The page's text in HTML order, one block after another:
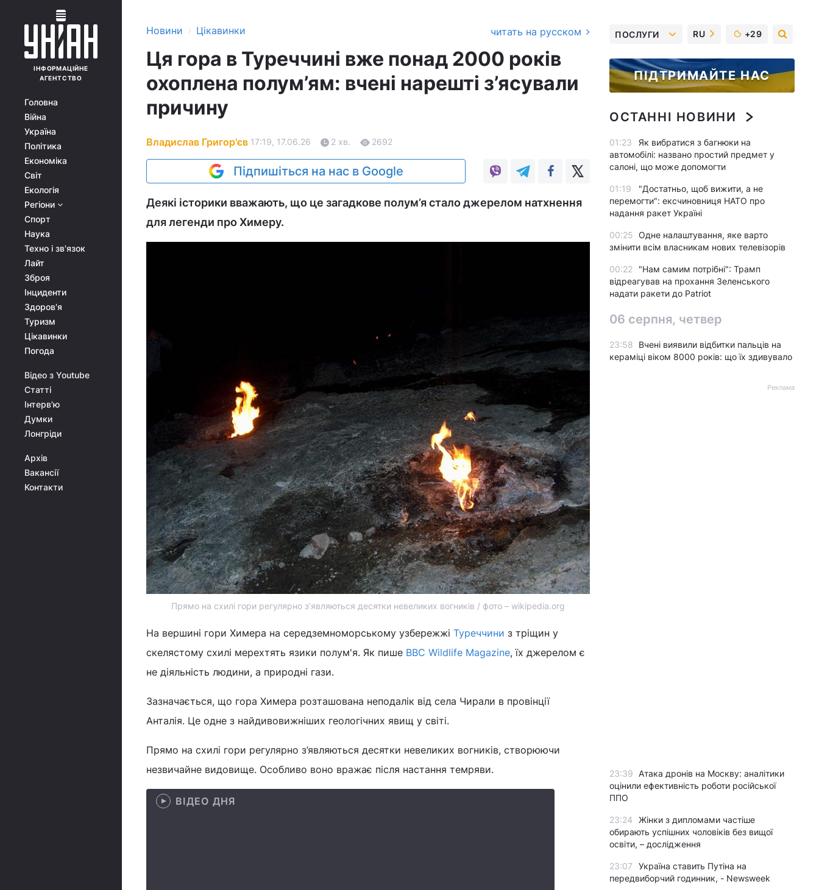
ІНФОРМАЦІЙНЕ
АГЕНТСТВО
Головна
Війна
Україна
Політика
Економіка
Світ
Екологія
Регіони
Спорт
Наука
Техно і зв'язок
Лайт
Зброя
Інциденти
Здоров'я
Туризм
Цікавинки
Погода
Відео з Youtube
Статті
Інтерв'ю
Думки
Лонгріди
Архів
Вакансії
Контакти
Новини › Цікавинки читать на русском
Ця гора в Туреччині вже понад 2000 років
охоплена полум’ям: вчені нарешті з’ясували
причину
Владислав Григор'єв 17:19, 17.06.26 2 хв. 2692
Підпишіться на нас в Google
Деякі історики вважають, що це загадкове полум’я стало джерелом натхнення
для легенди про Химеру.
Прямо на схилі гори регулярно з’являються десятки невеликих вогників / фото – wikipedia.org
На вершині гори Химера на середземноморському узбережжі Туреччини з тріщин у
скелястому схилі мерехтять язики полум'я. Як пише BBC Wildlife Magazine, їх джерелом є
не діяльність людини, а природні гази.
Зазначається, що гора Химера розташована неподалік від села Чирали в провінції
Анталія. Це одне з найдивовижніших геологічних явищ у світі.
Прямо на схилі гори регулярно з’являються десятки невеликих вогників, створюючи
незвичайне видовище. Особливо воно вражає після настання темряви.
ВІДЕО ДНЯ
ПОСЛУГИ RU +29
ПІДТРИМАЙТЕ НАС
ОСТАННІ НОВИНИ
01:23
Як вибратися з багнюки на
автомобілі: названо простий предмет у
салоні, що може допомогти
01:19
"Достатньо, щоб вижити, а не
перемогти": ексчиновниця НАТО про
надання ракет Україні
00:25 Одне налаштування, яке варто
змінити всім власникам нових телевізорів
00:22
"Нам самим потрібні": Трамп
відреагував на прохання Зеленського
надати ракети до Patriot
06 серпня, четвер
23:58
Вчені виявили відбитки пальців на
кераміці віком 8000 років: що їх здивувало
Реклама
23:39
Атака дронів на Москву: аналітики
оцінили ефективність роботи російської
ППО
23:24
Жінки з дипломами частіше
обирають успішних чоловіків без вищої
освіти, – дослідження
23:07
Україна ставить Путіна на
передвиборчий годинник, - Newsweek